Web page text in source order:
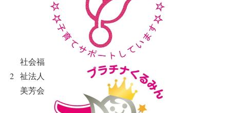
2
社会福
祉法人
美芳会